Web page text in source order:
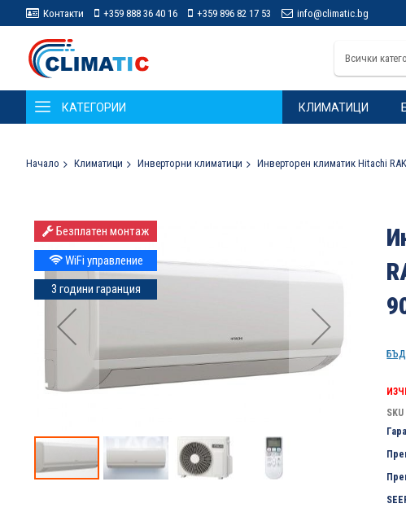
Контакти +359 888 36 40 16 +359 896 82 17 53 info@climatic.bg
Всички
КАТЕГОРИИ КЛИМАТИЦИ
Начало Климатици Инверторни климатици Инверторен климатик Hitachi
Преминете
към
края
галерията
изображенията
Безплатен монтаж
WiFi управление
3 години гаранция
SKU